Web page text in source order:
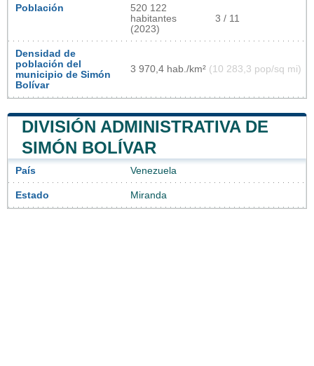
Población
520 122
habitantes
(2023)
3 / 11
Densidad de
población del
municipio de Simón
Bolívar
3 970,4 hab./km² (10 283,3 pop/sq mi)
DIVISIÓN ADMINISTRATIVA DE
SIMÓN BOLÍVAR
País Venezuela
Estado Miranda